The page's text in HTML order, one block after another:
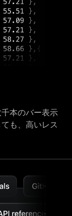
本のバー表示
も、高いレス